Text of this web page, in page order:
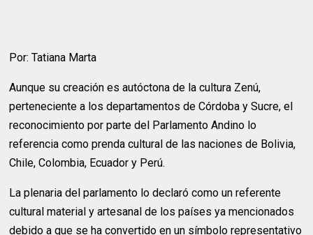
Por: Tatiana Marta
Aunque su creación es autóctona de la cultura Zenú,
perteneciente a los departamentos de Córdoba y Sucre, el
reconocimiento por parte del Parlamento Andino lo
referencia como prenda cultural de las naciones de Bolivia,
Chile, Colombia, Ecuador y Perú.
La plenaria del parlamento lo declaró como un referente
cultural material y artesanal de los países ya mencionados
debido a que se ha convertido en un símbolo representativo